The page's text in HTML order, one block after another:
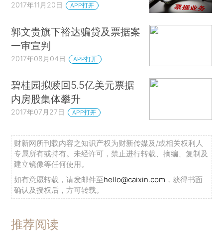
2017年11月20日 APP打开
郭文贵旗下裕达骗贷及票据案
一审宣判
2017年08月04日 APP打开
碧桂园拟赎回5.5亿美元票据
内房股集体攀升
2017年07月27日 APP打开
财新网所刊载内容之知识产权为财新传媒及/或相关权利人
专属所有或持有。未经许可，禁止进行转载、摘编、复制及
建立镜像等任何使用。
如有意愿转载，请发邮件至hello@caixin.com ，获得书面
确认及授权后，方可转载。
推荐阅读